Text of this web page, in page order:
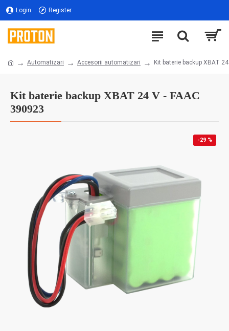
Login Register
Automatizari Accesorii automatizari Kit baterie backup XBAT
Kit baterie backup XBAT 24 V - FAAC
390923
-29 %